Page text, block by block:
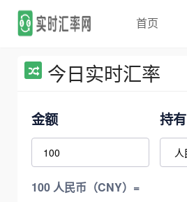
首页
今日实时汇率
金额 持有
100 人民币（CNY）=